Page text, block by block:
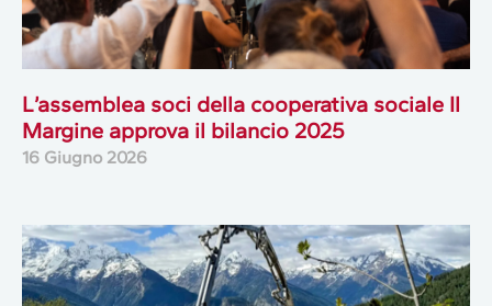
L’assemblea soci della cooperativa sociale Il
Margine approva il bilancio 2025
16 Giugno 2026